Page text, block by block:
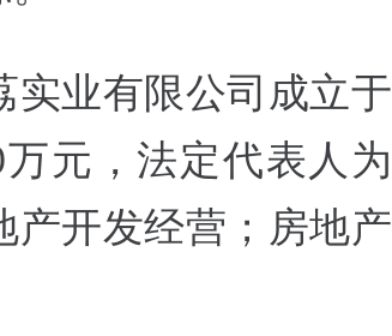
实业有限公司成立于
元，法定代表人为
产开发经营；房地产